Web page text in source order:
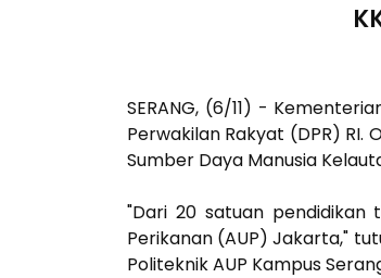
SERANG, (6/11) -
Perwakilan Rakyat (DPR)
Sumber Daya Manusia
"Dari 20 satuan pendidikan
Perikanan (AUP) Jakarta,"
Politeknik AUP Kampus